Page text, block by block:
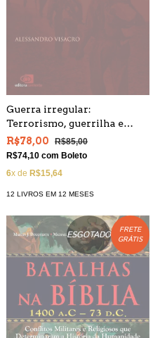
Guerra irregular:
Terrorismo, guerrilha e
movimentos de resistência
ao longo da história
R$78,00
R$85,00
R$74,10 com Boleto
6x de R$15,64
12 LIVROS EM 12 MESES
ESGOTADO
FRETE
GRÁTIS